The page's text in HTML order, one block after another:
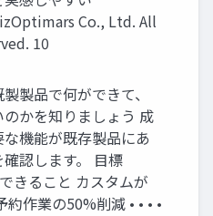
Co., Ltd. All
10
製品で何ができて、
かを知りましょう 成
機能が既存製品にあ
認します。 目標
きること カスタムが
作業の50%削減 • • • •